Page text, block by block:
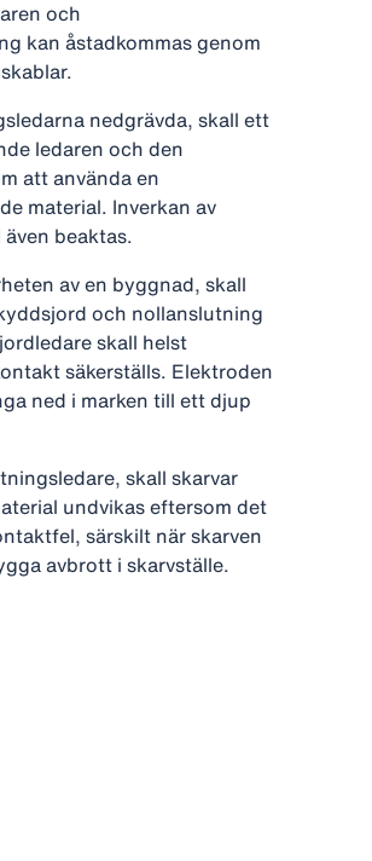
och
kan åstadkommas genom
nedgrävda, skall ett
ledaren och den
att använda en
material. Inverkan av
beaktas.
av en byggnad, skall
och nollanslutning
skall helst
säkerställs. Elektroden
ned i marken till ett djup
skall skarvar
undvikas eftersom det
särskilt när skarven
avbrott i skarvställe.